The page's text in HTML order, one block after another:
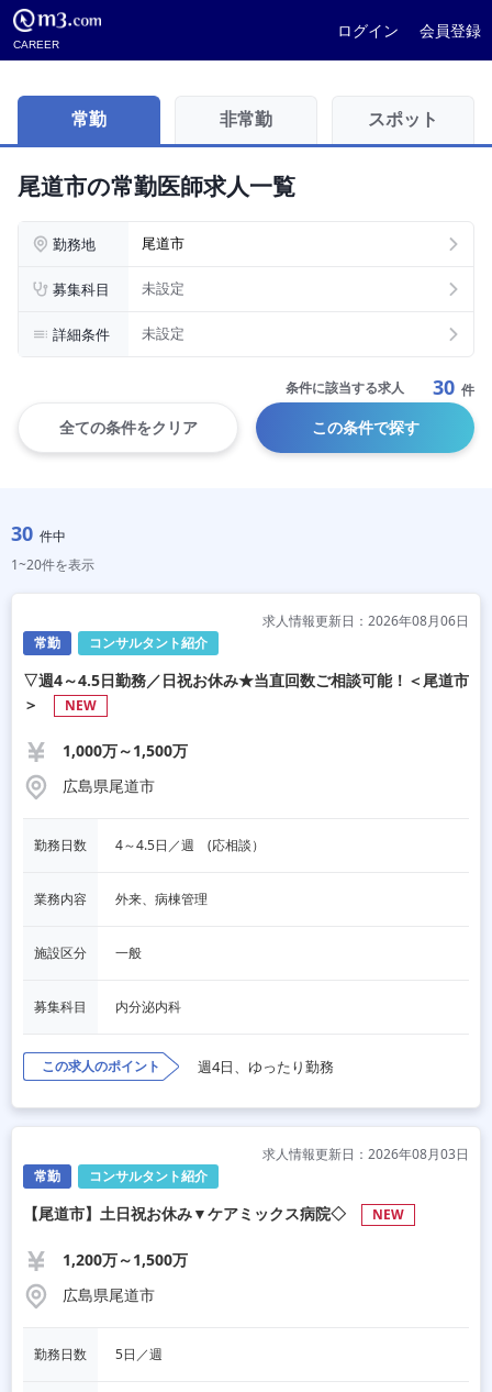
CAREER
ログイン 会員登録
常勤 非常勤 スポット
尾道市の常勤医師求人一覧
勤務地 尾道市
募集科目 未設定
詳細条件 未設定
条件に該当する求人 30 件
全ての条件をクリア この条件で探す
30 件中
1~20件を表示
常勤 コンサルタント紹介
求人情報更新日：2026年08月06日
▽週4～4.5日勤務／日祝お休み★当直回数ご相談可能！＜尾道市
＞
NEW
1,000万～1,500万
広島県尾道市
勤務日数 4～4.5日／週　(応相談）
業務内容 外来、病棟管理
施設区分 一般
募集科目 内分泌内科
この求人のポイント 週4日、ゆったり勤務
常勤 コンサルタント紹介
求人情報更新日：2026年08月03日
【尾道市】土日祝お休み▼ケアミックス病院◇ NEW
1,200万～1,500万
広島県尾道市
勤務日数 5日／週